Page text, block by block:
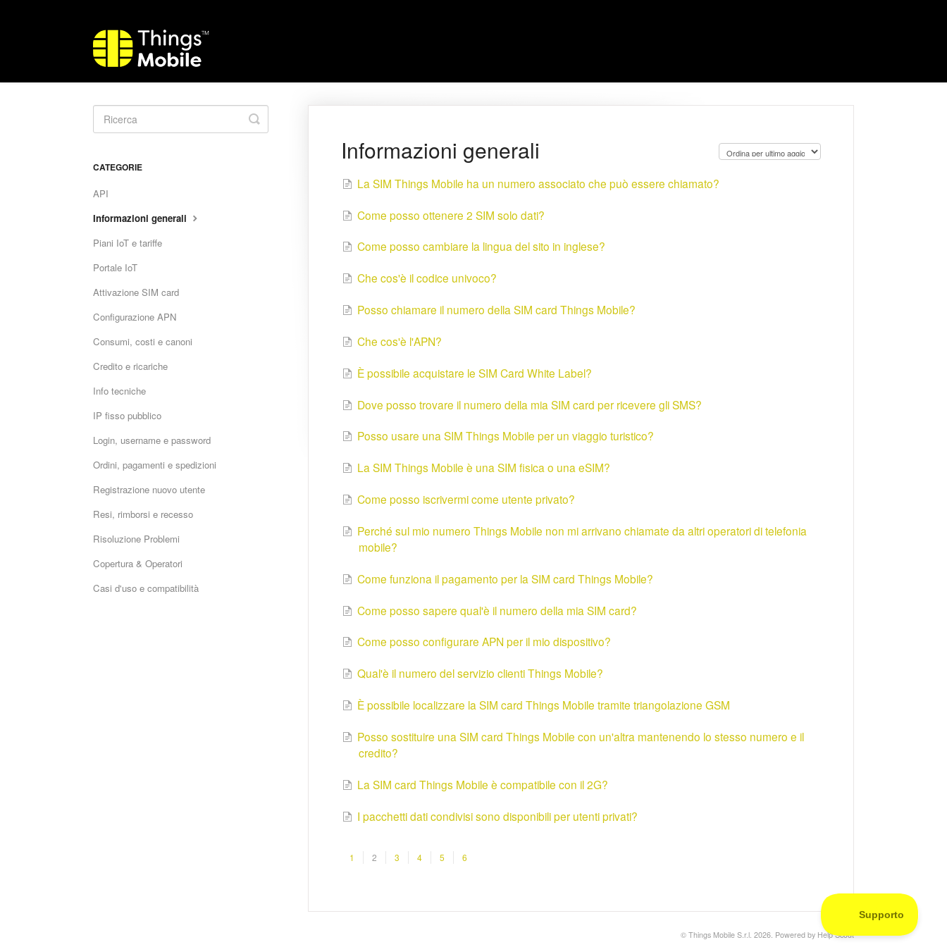
Informazioni generali
La SIM Things Mobile ha un numero associato che può essere chiamato?
Come posso ottenere 2 SIM solo dati?
Come posso cambiare la lingua del sito in inglese?
Che cos'è il codice univoco?
Posso chiamare il numero della SIM card Things Mobile?
Che cos'è l'APN?
È possibile acquistare le SIM Card White Label?
Dove posso trovare il numero della mia SIM card per ricevere gli SMS?
Posso usare una SIM Things Mobile per un viaggio turistico?
La SIM Things Mobile è una SIM fisica o una eSIM?
Come posso iscrivermi come utente privato?
Perché sul mio numero Things Mobile non mi arrivano chiamate da altri operatori di telefonia
mobile?
Come funziona il pagamento per la SIM card Things Mobile?
Come posso sapere qual'è il numero della mia SIM card?
Come posso configurare APN per il mio dispositivo?
Qual'è il numero del servizio clienti Things Mobile?
È possibile localizzare la SIM card Things Mobile tramite triangolazione GSM
Posso sostituire una SIM card Things Mobile con un'altra mantenendo lo stesso numero e il
credito?
La SIM card Things Mobile è compatibile con il 2G?
I pacchetti dati condivisi sono disponibili per utenti privati?
1 2 3 4 5 6
Toggle
Search
CATEGORIE
API
Informazioni generali
Piani IoT e tariffe
Portale IoT
Attivazione SIM card
Configurazione APN
Consumi, costi e canoni
Credito e ricariche
Info tecniche
IP fisso pubblico
Login, username e password
Ordini, pagamenti e spedizioni
Registrazione nuovo utente
Resi, rimborsi e recesso
Risoluzione Problemi
Copertura & Operatori
Casi d'uso e compatibilità
© Things Mobile S.r.l. 2026. Powered by Help Scout